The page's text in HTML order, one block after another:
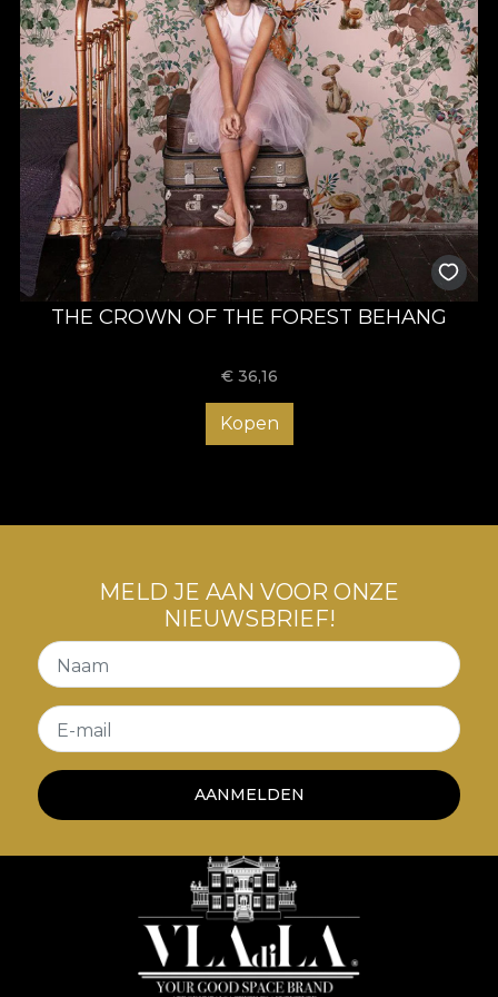
THE CROWN OF THE FOREST BEHANG
€ 36,16
Kopen
MELD JE AAN VOOR ONZE
NIEUWSBRIEF!
Naam
E-mail
AANMELDEN